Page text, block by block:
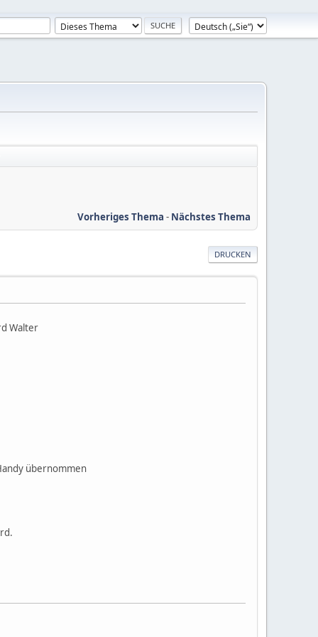
Vorheriges Thema - Nächstes Thema
DRUCKEN
Walter
übernommen